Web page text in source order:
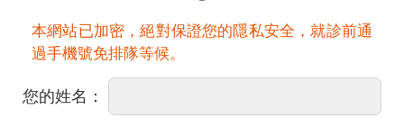
本網站已加密，絕對保證您的隱私安全，就診前通
過手機號免排隊等候。
您的姓名：